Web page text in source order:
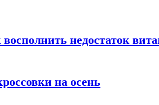
недостаток
на осень